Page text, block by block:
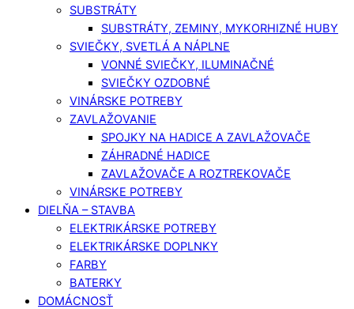
SUBSTRÁTY
SUBSTRÁTY, ZEMINY, MYKORHIZNÉ HUBY
SVIEČKY, SVETLÁ A NÁPLNE
VONNÉ SVIEČKY, ILUMINAČNÉ
SVIEČKY OZDOBNÉ
VINÁRSKE POTREBY
ZAVLAŽOVANIE
SPOJKY NA HADICE A ZAVLAŽOVAČE
ZÁHRADNÉ HADICE
ZAVLAŽOVAČE A ROZTREKOVAČE
VINÁRSKE POTREBY
DIELŇA – STAVBA
ELEKTRIKÁRSKE POTREBY
ELEKTRIKÁRSKE DOPLNKY
FARBY
BATERKY
DOMÁCNOSŤ